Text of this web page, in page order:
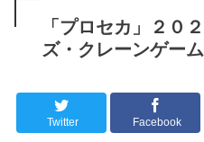
「プロセカ」２０
ズ・クレーンゲー
Twitter Facebook